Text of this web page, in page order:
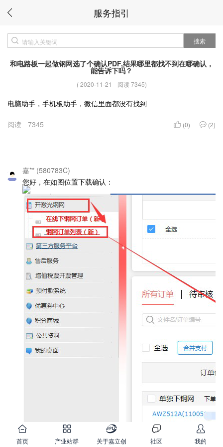
服务指引
搜索
和电路板一起做钢网选了个确认PDF,结果哪里都找不到在哪确认，
能告诉下吗？
(2020-11-21 阅读 7345)
电脑助手，手机板助手，微信里面都没有找到
阅读 7345 (0) (2)
嘉** (580783C)
您好，在如图位置下载确认：
首页 产业站群 关于嘉立创 社区 我的